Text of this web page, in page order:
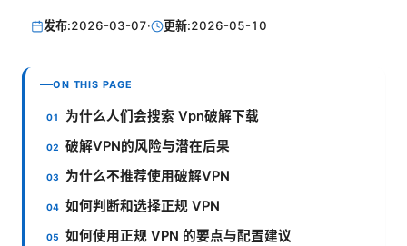
发布:2026-03-07· 更新:2026-05-10
ON THIS PAGE
为什么人们会搜索 Vpn破解下载
破解VPN的风险与潜在后果
为什么不推荐使用破解VPN
如何判断和选择正规 VPN
如何使用正规 VPN 的要点与配置建议